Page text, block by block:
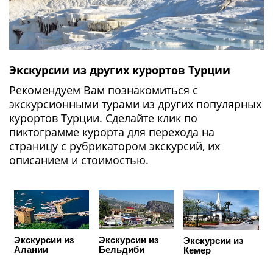
http://www.valanii.ru/ru/ekskursii-v-kemere/
Экскурсии из других курортов Турции
Рекомендуем Вам познакомиться с
экскурсионными турами из других популярных
курортов Турции. Сделайте клик по
пиктограмме курорта для перехода на
страницу с рубрикатором экскурсий, их
описанием и стоимостью.
Экскурсии из
Алании
Экскурсии из
Бельдиби
Экскурсии из
Кемер